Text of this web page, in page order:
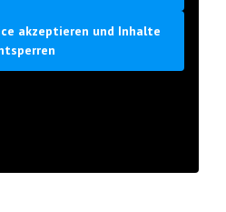
akzeptieren und Inhalte